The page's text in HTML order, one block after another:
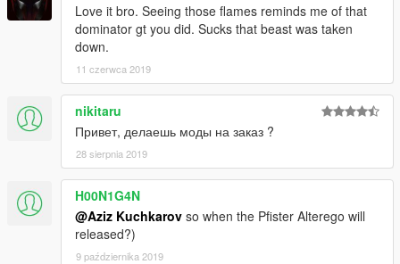
Love it bro. Seeing those flames reminds me of that
dominator gt you did. Sucks that beast was taken
down.
11 czerwca 2019
nikitaru
Привет, делаешь моды на заказ ?
28 sierpnia 2019
H00N1G4N
@Aziz Kuchkarov so when the Pfister Alterego will
released?)
9 października 2019